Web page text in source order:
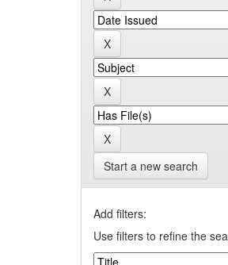
Start a new search
Add filters:
Use filters to refine the